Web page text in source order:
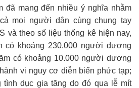
đã mang đến nhiều ý nghĩa nhằm
mọi người dân cùng chung tay
và theo số liệu thống kê hiện nay,
có khoảng 230.000 người dương
có khoảng 10.000 người dương
vi nguy cơ diễn biến phức tạp;
tình dục gia tăng do đó qua lễ mít